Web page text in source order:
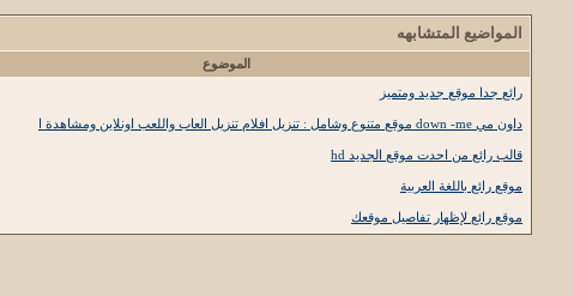
المواضيع المتشابهه
الموضوع
رائع جدا موقع جديد ومتميز
داون مي down -me موقع متنوع وشامل : تنزيل افلام تنزيل العاب واللعب اونلاين ومشاهدة ا
قالب رائع من احدت موقع الجديد hd
موقع رائع باللغة العربية
موقع رائع لإظهار تفاصيل موقعك